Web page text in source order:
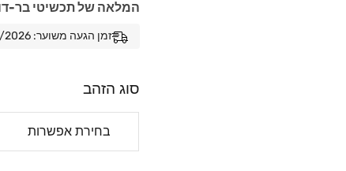
המלאה של תכשיטי בר-
זמן הגעה משוער: 10/08/2026 - 17/08/2026
סוג הזהב